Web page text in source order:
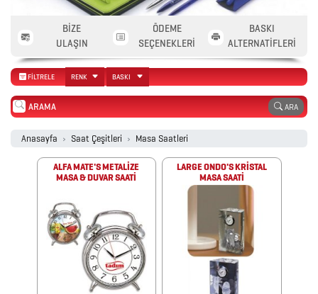
2026
PROMOSYON
AJANDA
PROMOSYON
TAKVİM
ANAHTARLIK
AKSESUARLARI
BİZE
ULAŞIN
ÖDEME
SEÇENEKLERİ
BASKI
ALTERNATİFLERİ
FİLTRELE RENK BASKI
ARA
Anasayfa Saat Çeşitleri Masa Saatleri
ALFA MATE'S METALİZE
MASA & DUVAR SAATİ
LARGE ONDO'S KRİSTAL
MASA SAATİ